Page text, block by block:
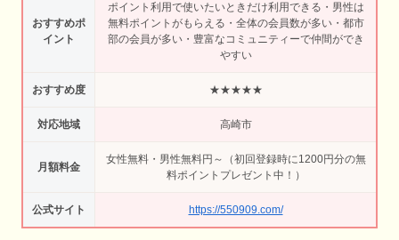
おすすめポ
イント
ポイント利用で使いたいときだけ利用できる・男性は
無料ポイントがもらえる・全体の会員数が多い・都市
部の会員が多い・豊富なコミュニティーで仲間ができ
やすい
おすすめ度 ★★★★★
対応地域 高崎市
月額料金
女性無料・男性無料円～（初回登録時に1200円分の無
料ポイントプレゼント中！）
公式サイト https://550909.com/